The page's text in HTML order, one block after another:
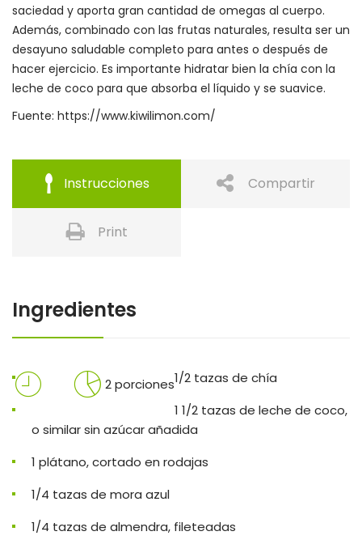
saciedad y aporta gran cantidad de omegas al cuerpo.
Además, combinado con las frutas naturales, resulta ser un
desayuno saludable completo para antes o después de
hacer ejercicio. Es importante hidratar bien la chía con la
leche de coco para que absorba el líquido y se suavice.
Fuente: https://www.kiwilimon.com/
Instrucciones Compartir
Print
Ingredientes
2 porciones1/2 tazas de chía
1 1/2 tazas de leche de coco,
o similar sin azúcar añadida
1 plátano, cortado en rodajas
1/4 tazas de mora azul
1/4 tazas de almendra, fileteadas